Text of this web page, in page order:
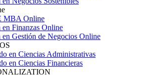
MBA Online
en Finanzas Online
en Gestión de Negocios Online
en Ciencias Administrativas
en Ciencias Financieras